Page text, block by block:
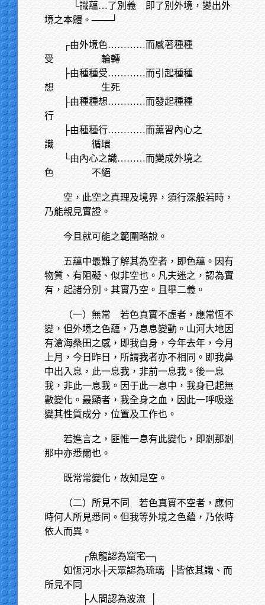
└識蘊…了別義 即了別外境，變出外
境之本體。───┘
┌由外境色…………而感著種種
受 輪轉
├由種種受…………而引起種種
想 生死
├由種種想…………而發起種種
行
├由種種行…………而薰習內心之
識 循環
└由內心之識………而變成外境之
色 不絕
空，此空之真理及境界，須行深般若時，
乃能親見實證。
今且就可能之範圍略說。
五蘊中最難了解其為空者，即色蘊。因有
物質、有阻礙、似非空也。凡夫迷之，認為實
有，起諸分別。其實乃空。且舉二義。
（一）無常 若色真實不虛者，應常恆不
變，但外境之色蘊，乃息息變動。山河大地因
有滄海桑田之感，即我自身，今年去年，今月
上月，今日昨日，所謂我者亦不相同。即我鼻
中出入息，此一息我，非前一息我。後一息
我，非此一息我。因于此一息中，我身已起無
數變化。最顯者，我全身之血，因此一呼吸遂
變其性質成分，位置及工作也。
若進言之，匪惟一息有此變化，即剎那剎
那中亦悉爾也。
既常常變化，故知是空。
（二）所見不同 若色真實不空者，應何
時何人所見悉同。但我等外境之色蘊，乃依時
依人而異。
┌魚龍認為窟宅─┐
如恆河水┼天眾認為琉璃
├皆依其識、而
所見不同
├人間認為波流 │